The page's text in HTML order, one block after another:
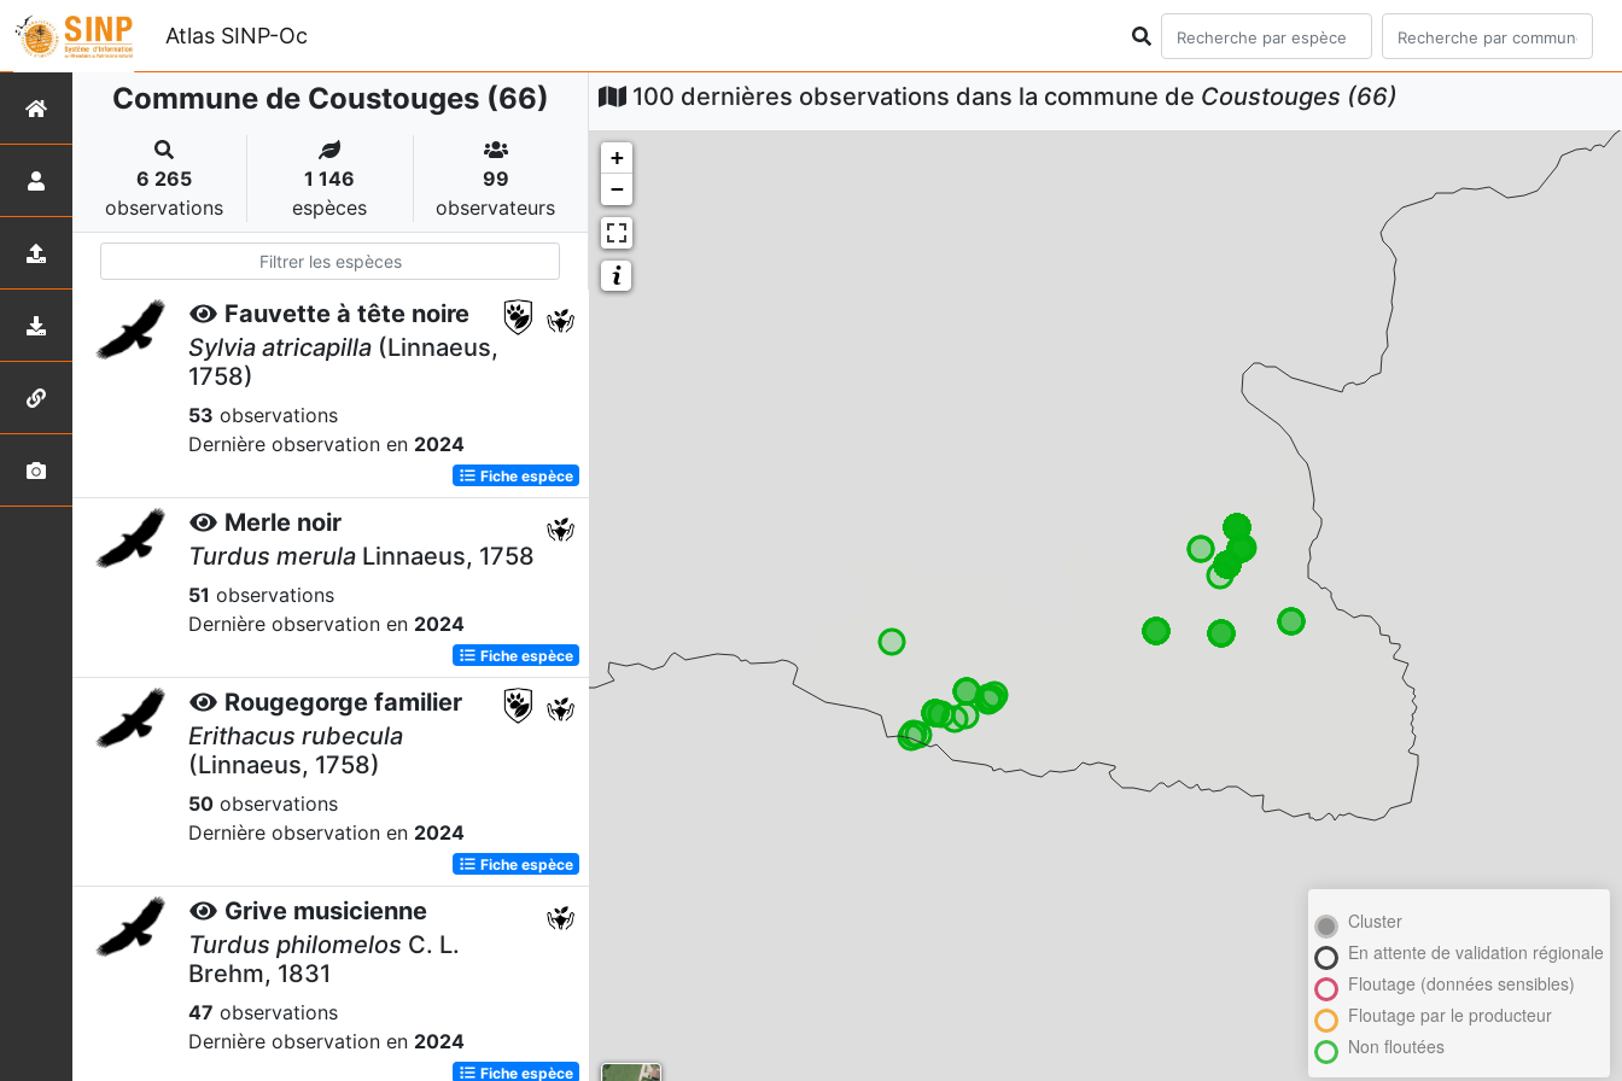
Atlas SINP-Oc
Commune de Coustouges (66)
6 265
observations
1 146
espèces
99
observateurs
Fauvette à tête noire
Sylvia atricapilla (Linnaeus,
1758)
53 observations
Dernière observation en 2024
Fiche espèce
Merle noir
Turdus merula Linnaeus, 1758
51 observations
Dernière observation en 2024
Fiche espèce
Rougegorge familier
Erithacus rubecula
(Linnaeus, 1758)
50 observations
Dernière observation en 2024
Fiche espèce
Grive musicienne
Turdus philomelos C. L.
Brehm, 1831
47 observations
Dernière observation en 2024
Fiche espèce
100 dernières observations dans la commune de Coustouges (66)
+
−
Cluster
En attente de validation régionale
Floutage (données sensibles)
Floutage par le producteur
Non floutées